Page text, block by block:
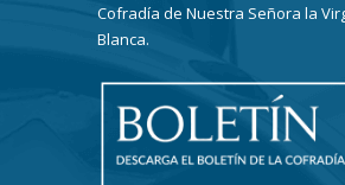
Cofradía de Nuestra Señora la
Blanca.